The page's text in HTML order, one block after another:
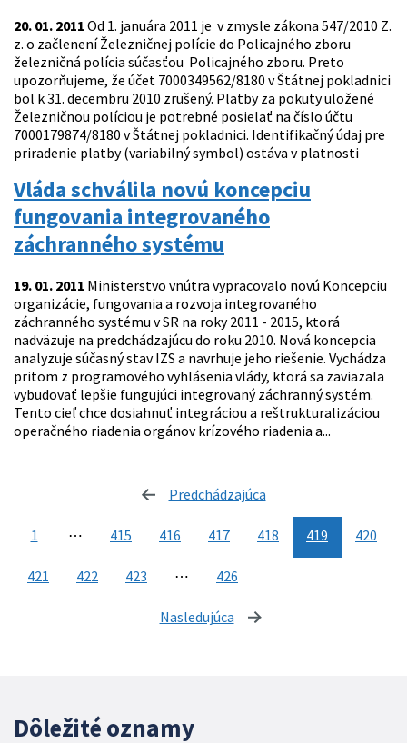
20. 01. 2011 Od 1. januára 2011 je v zmysle zákona 547/2010 Z.
z. o začlenení Železničnej polície do Policajného zboru
železničná polícia súčasťou Policajného zboru. Preto
upozorňujeme, že účet 7000349562/8180 v Štátnej pokladnici
bol k 31. decembru 2010 zrušený. Platby za pokuty uložené
Železničnou políciou je potrebné posielať na číslo účtu
7000179874/8180 v Štátnej pokladnici. Identifikačný údaj pre
priradenie platby (variabilný symbol) ostáva v platnosti
Vláda schválila novú koncepciu
fungovania integrovaného
záchranného systému
19. 01. 2011 Ministerstvo vnútra vypracovalo novú Koncepciu
organizácie, fungovania a rozvoja integrovaného
záchranného systému v SR na roky 2011 - 2015, ktorá
nadväzuje na predchádzajúcu do roku 2010. Nová koncepcia
analyzuje súčasný stav IZS a navrhuje jeho riešenie. Vychádza
pritom z programového vyhlásenia vlády, ktorá sa zaviazala
vybudovať lepšie fungujúci integrovaný záchranný systém.
Tento cieľ chce dosiahnuť integráciou a reštrukturalizáciou
operačného riadenia orgánov krízového riadenia a...
Predchádzajúca
1 ⋯ 415 416 417 418 419 420
421 422 423 ⋯ 426
Nasledujúca stránka
Dôležité oznamy